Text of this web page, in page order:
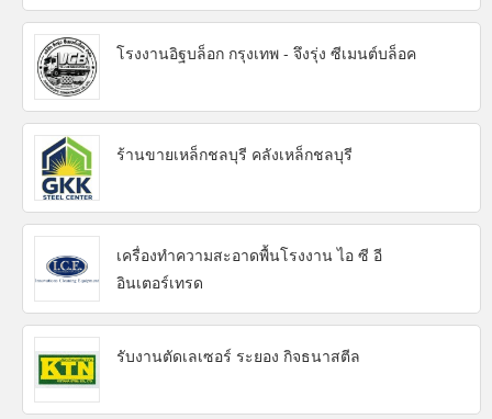
โรงงานอิฐบล็อก กรุงเทพ - จึงรุ่ง ซีเมนต์บล็อค
ร้านขายเหล็กชลบุรี คลังเหล็กชลบุรี
เครื่องทำความสะอาดพื้นโรงงาน ไอ ซี อี
อินเตอร์เทรด
รับงานตัดเลเซอร์ ระยอง กิจธนาสตีล